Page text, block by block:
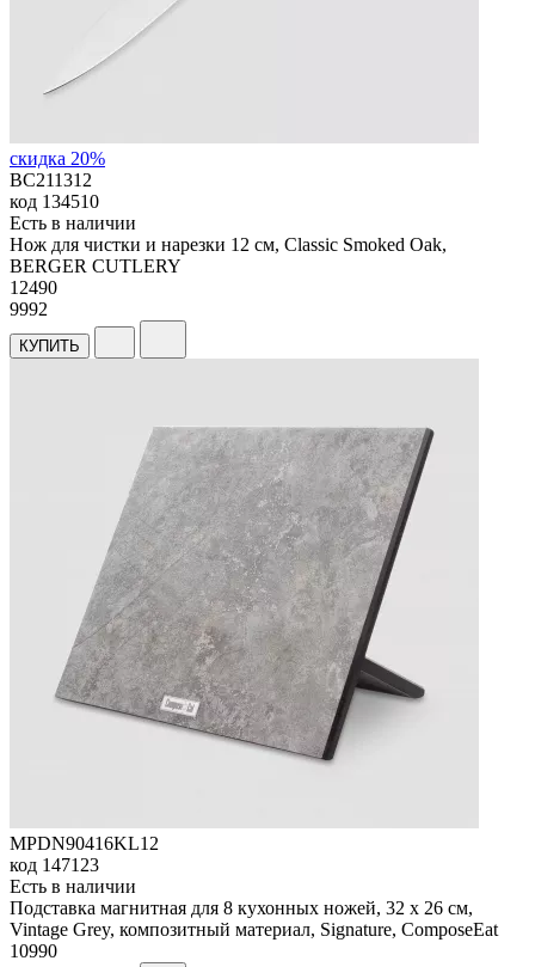
скидка 20%
BC211312
код 134510
Есть в наличии
Нож для чистки и нарезки 12 см, Classic Smoked Oak,
BERGER CUTLERY
12490
9992
КУПИТЬ
MPDN90416KL12
код 147123
Есть в наличии
Подставка магнитная для 8 кухонных ножей, 32 х 26 см,
Vintage Grey, композитный материал, Signature, ComposeEat
10990